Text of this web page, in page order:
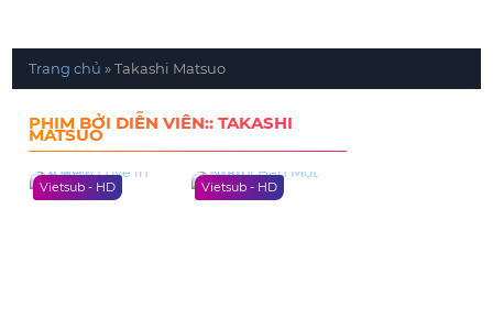
Trang chủ »Takashi Matsuo
PHIM BỞI DIỄN VIÊN:: TAKASHI
MATSUO
Vietsub - HD Vietsub - HD